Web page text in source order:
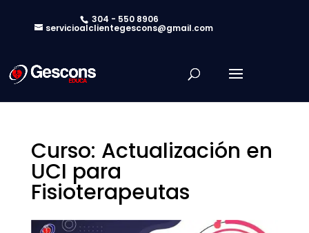
304 - 550 8906
servicioalclientegescons@gmail.com
Curso: Actualización en
UCI para
Fisioterapeutas